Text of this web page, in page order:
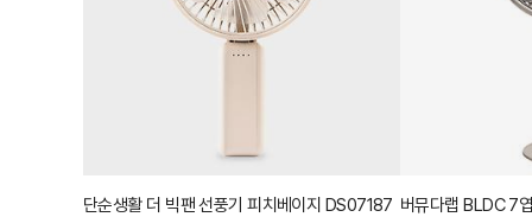
단순생활 더 빅팬 선풍기 피치베이지 DS07187 버뮤다랩 BLDC 7